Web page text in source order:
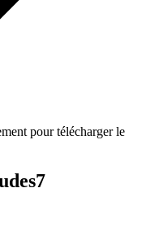
pour télécharger le